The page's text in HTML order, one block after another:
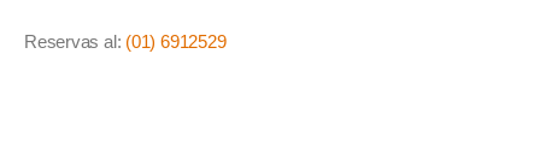
Reservas al: (01) 6912529